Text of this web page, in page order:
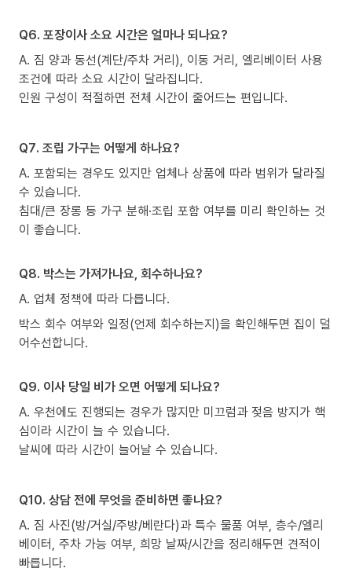
Q6. 포장이사 소요 시간은 얼마나 되나요?
A. 짐 양과 동선(계단/주차 거리), 이동 거리, 엘리베이터 사용
조건에 따라 소요 시간이 달라집니다.
인원 구성이 적절하면 전체 시간이 줄어드는 편입니다.
Q7. 조립 가구는 어떻게 하나요?
A. 포함되는 경우도 있지만 업체나 상품에 따라 범위가 달라질
수 있습니다.
침대/큰 장롱 등 가구 분해·조립 포함 여부를 미리 확인하는 것
이 좋습니다.
Q8. 박스는 가져가나요, 회수하나요?
A. 업체 정책에 따라 다릅니다.
박스 회수 여부와 일정(언제 회수하는지)을 확인해두면 집이 덜
어수선합니다.
Q9. 이사 당일 비가 오면 어떻게 되나요?
A. 우천에도 진행되는 경우가 많지만 미끄럼과 젖음 방지가 핵
심이라 시간이 늘 수 있습니다.
날씨에 따라 시간이 늘어날 수 있습니다.
Q10. 상담 전에 무엇을 준비하면 좋나요?
A. 짐 사진(방/거실/주방/베란다)과 특수 물품 여부, 층수/엘리
베이터, 주차 가능 여부, 희망 날짜/시간을 정리해두면 견적이
빠릅니다.